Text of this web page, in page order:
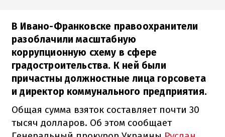
В Ивано-Франковске правоохранители
разоблачили масштабную
коррупционную схему в сфере
градостроительства. К ней были
причастны должностные лица горсовета
и директор коммунального предприятия.
Общая сумма взяток составляет почти 30
тысяч долларов. Об этом сообщает